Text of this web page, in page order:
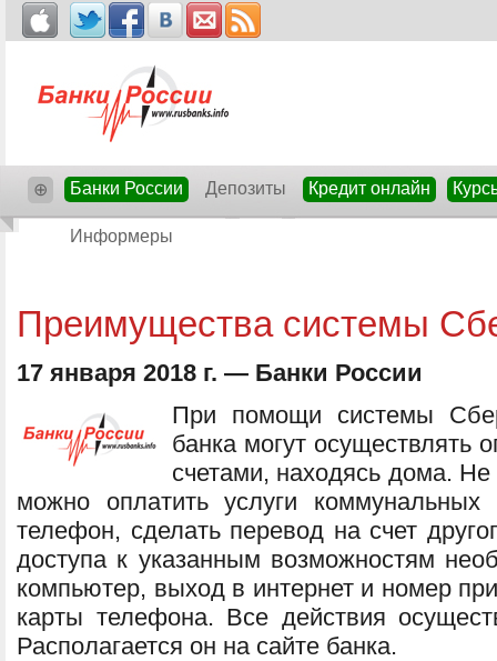
⊕ Банки России Депозиты Кредит онлайн
Информеры
Преимущества системы
17 января 2018 г. — Банки России
При помощи системы
банка могут осуществлять
счетами, находясь дома.
можно оплатить услуги
телефон, сделать перевод на счет
доступа к указанным возможностям
компьютер, выход в интернет и номер
карты телефона. Все действия
Располагается он на сайте банка.